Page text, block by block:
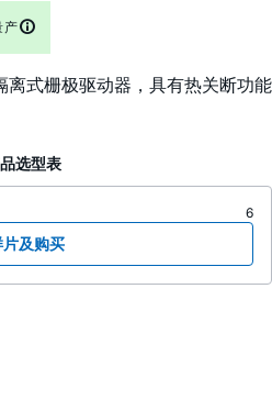
产
式栅极驱动器，具有热关断功能
选型表
6
片及购买